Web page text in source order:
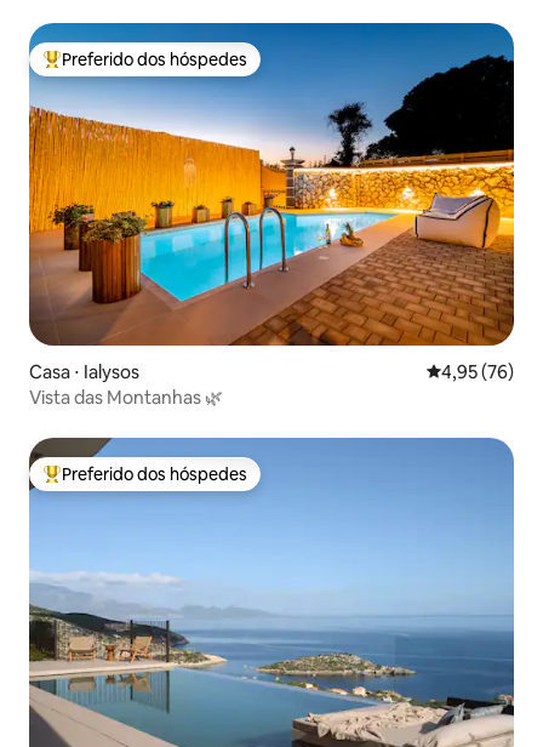
Entre os melhores preferidos dos hóspedes
Preferido dos hóspedes
Casa ⋅ Ialysos 4,95 de uma
4,95 (76)
Vista das Montanhas 🌿
Entre os melhores preferidos dos hóspedes
Preferido dos hóspedes